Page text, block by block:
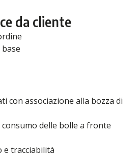
da cliente
con associazione alla bozza di
delle bolle a fronte
e tracciabilità